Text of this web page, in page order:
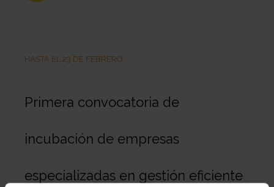
HASTA EL 23 DE FEBRERO
Primera convocatoria de
incubación de empresas
especializadas en gestión eficiente